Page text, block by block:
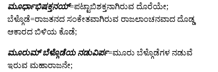
ಮೂರ್ಧಾಭಿಷಕ್ತನಯ್=ಪಟ್ಟಾಬಿಶಕ್ತನಾಗಿರುವ ದೊರೆಯೇ;
ಬೆಳ್ಗೊಡೆ=ರಾಜತನದ ಸಂಕೇತವಾಗಿರುವ ರಾಜಲಾಂಚನವಾದ ದೊಡ್ಡ
ಆಕಾರದ ಬಿಳಿಯ ಕೊಡೆ;
ಮೂರುಮ್ ಬೆಳ್ಗೊಡೆಯ ನಡುವಿರ್ಪ=ಮೂರು ಬೆಳ್ಗೊಡೆಗಳ ನಡುವೆ
ಇರುವ ಮಹಾರಾಜನೇ;